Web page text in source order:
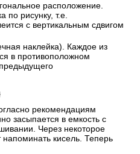
расположение.
по рисунку, т.е.
с вертикальным сдвигом
наклейка). Каждое из
в противоположном
рекомендациям
засыпается в емкость с
Через некоторое
кисель. Теперь